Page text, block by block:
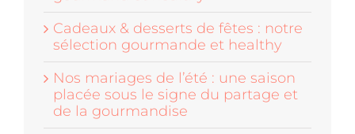
Cadeaux & desserts de fêtes : notre
sélection gourmande et healthy
Nos mariages de l’été : une saison
placée sous le signe du partage et
de la gourmandise